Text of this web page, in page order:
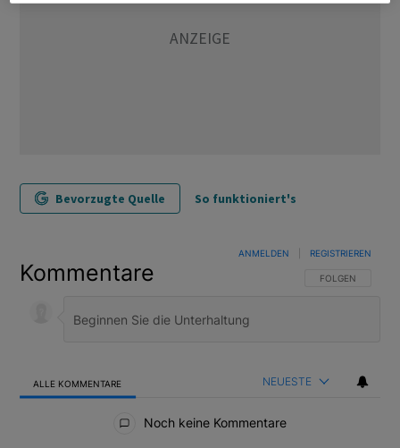
Bevorzugte Quelle So funktioniert's
Kommentare FOLGE DIESER
FOLGEN
ANMELDEN REGISTRIEREN
ALLE KOMMENTARE NEUESTE
Noch keine Kommentare